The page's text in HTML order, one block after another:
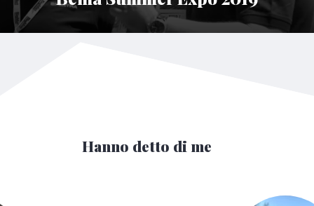
Hanno detto di me